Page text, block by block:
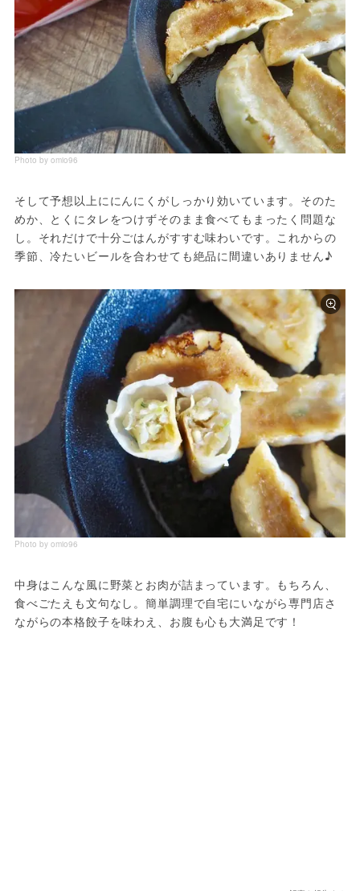
Photo by omio96
そして予想以上ににんにくがしっかり効いています。そのた
めか、とくにタレをつけずそのまま食べてもまったく問題な
し。それだけで十分ごはんがすすむ味わいです。これからの
季節、冷たいビールを合わせても絶品に間違いありません♪
Photo by omio96
中身はこんな風に野菜とお肉が詰まっています。もちろん、
食べごたえも文句なし。簡単調理で自宅にいながら専門店さ
ながらの本格餃子を味わえ、お腹も心も大満足です！